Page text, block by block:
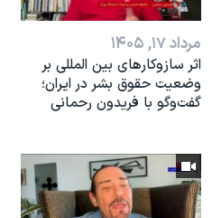
مرداد ۱۷, ۱۴۰۵
اثر ساز‌و‌کارهای بین المللی بر
وضعیت حقوق بشر در ایران؛
گفت‌وگو با فریدون رحمانی